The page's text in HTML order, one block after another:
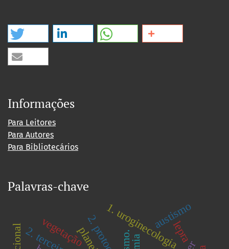
Informações
Para Leitores
Para Autores
Para Bibliotecários
Palavras-chave
1. uroginecologia
vegetação austismo
lepra